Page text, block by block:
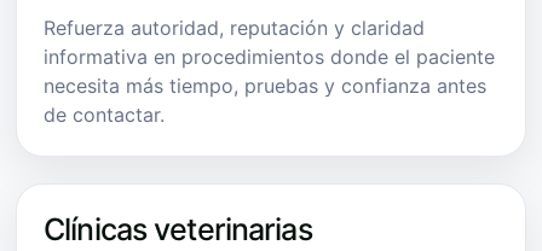
Refuerza autoridad, reputación y claridad
informativa en procedimientos donde el paciente
necesita más tiempo, pruebas y confianza antes
de contactar.
Clínicas veterinarias